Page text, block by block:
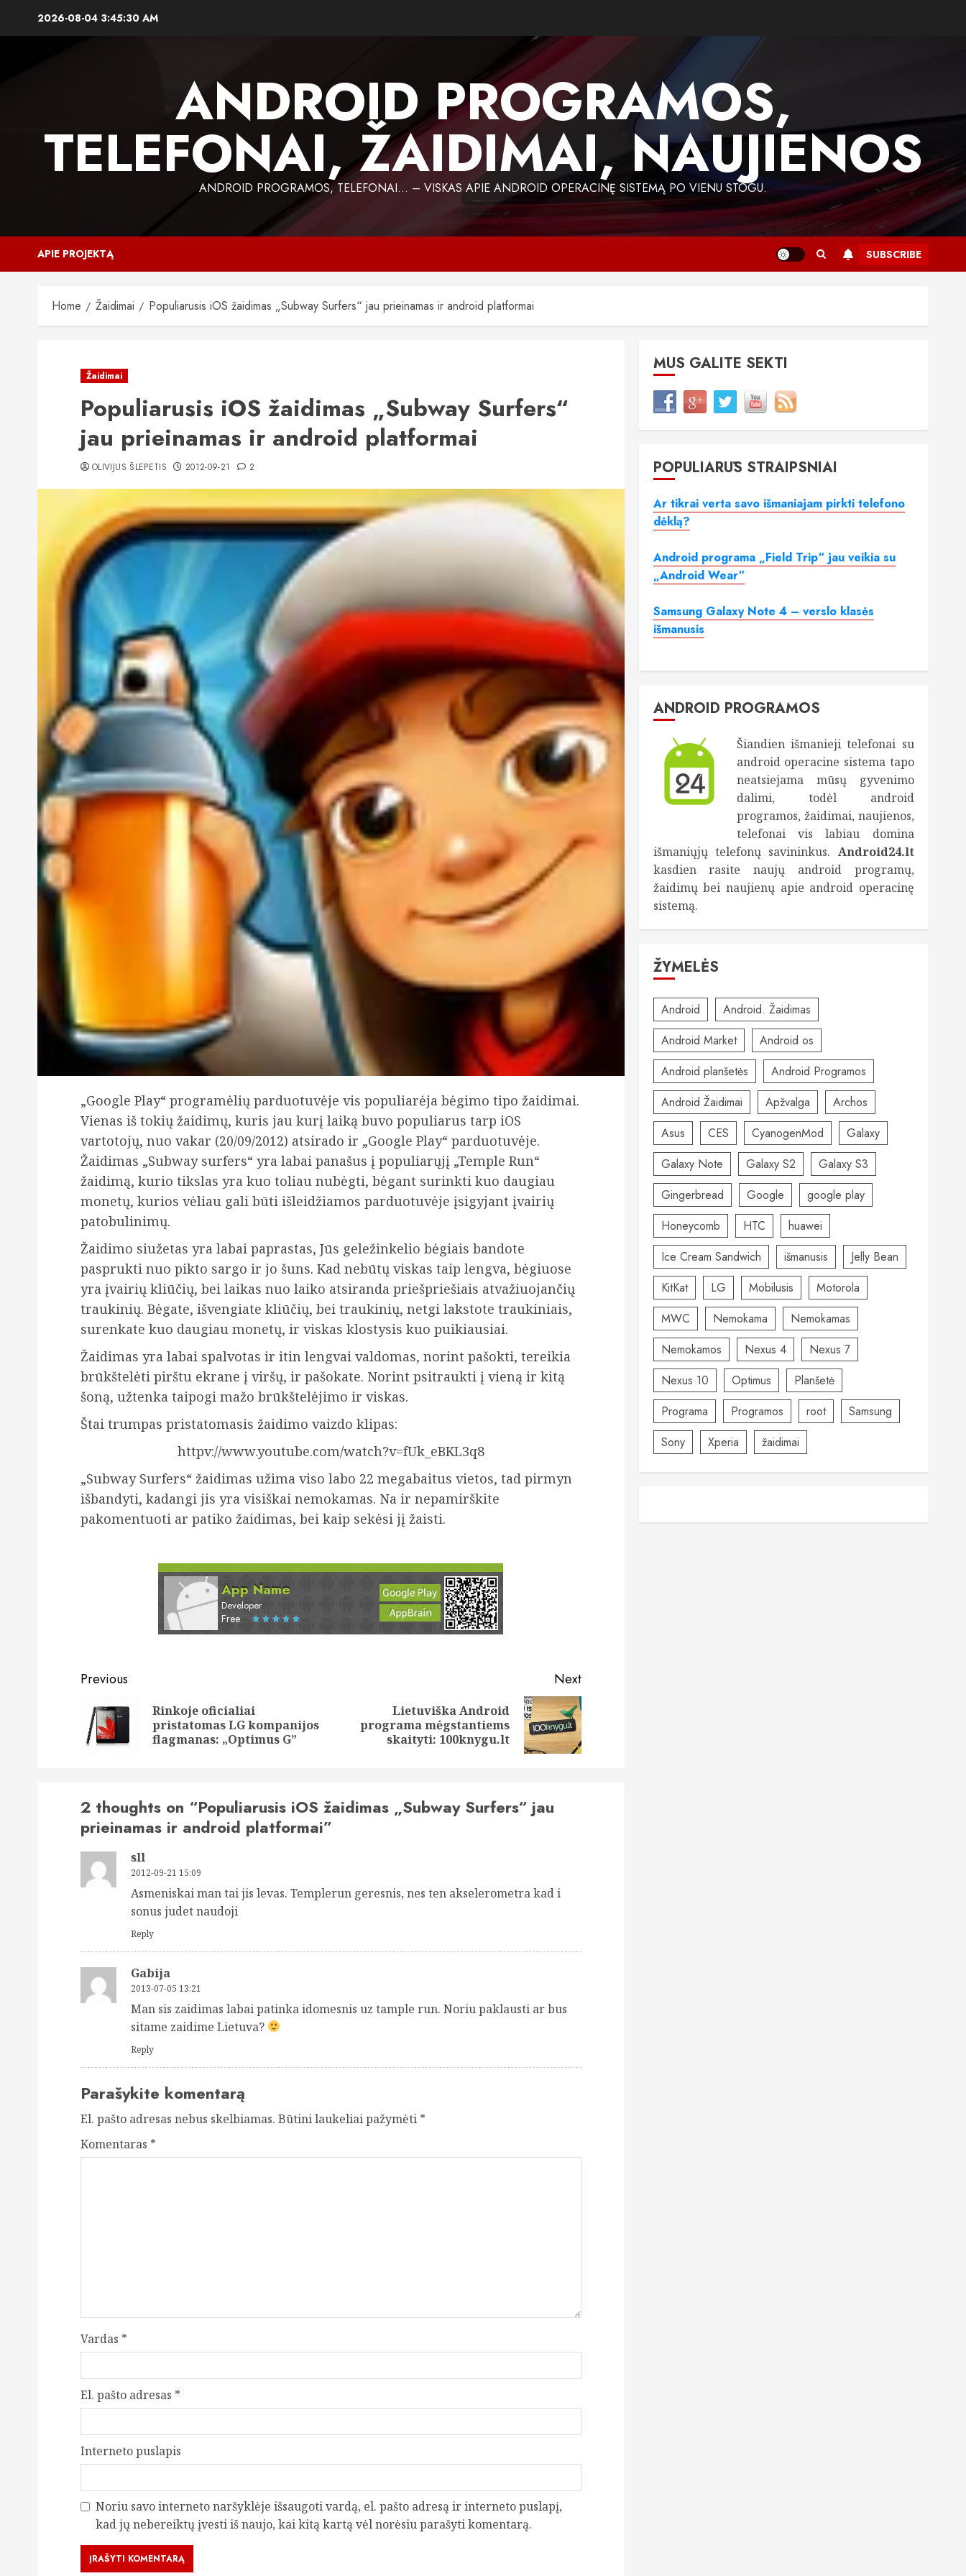
2026-08-04 3:45:31 AM
ANDROID PROGRAMOS,
TELEFONAI, ŽAIDIMAI, NAUJIENOS
ANDROID PROGRAMOS, TELEFONAI… – VISKAS APIE ANDROID OPERACINĘ SISTEMĄ PO VIENU STOGU.
APIE PROJEKTĄ SUBSCRIBE
Home Žaidimai Populiarusis iOS žaidimas „Subway Surfers“ jau prieinamas ir android platformai
Žaidimai
Populiarusis iOS žaidimas „Subway Surfers“
jau prieinamas ir android platformai
OLIVIJUS ŠLEPETIS 2012-09-21 2
„Google Play“ programėlių parduotuvėje vis populiarėja bėgimo tipo žaidimai.
Vienas iš tokių žaidimų, kuris jau kurį laiką buvo populiarus tarp iOS
vartotojų, nuo vakar (20/09/2012) atsirado ir „Google Play“ parduotuvėje.
Žaidimas „Subway surfers“ yra labai panašus į populiarųjį „Temple Run“
žaidimą, kurio tikslas yra kuo toliau nubėgti, bėgant surinkti kuo daugiau
monetų, kurios vėliau gali būti išleidžiamos parduotuvėje įsigyjant įvairių
patobulinimų.
Žaidimo siužetas yra labai paprastas, Jūs geležinkelio bėgiais bandote
pasprukti nuo pikto sargo ir jo šuns. Kad nebūtų viskas taip lengva, bėgiuose
yra įvairių kliūčių, bei laikas nuo laiko atsiranda priešpriešiais atvažiuojančių
traukinių. Bėgate, išvengiate kliūčių, bei traukinių, netgi lakstote traukiniais,
surenkate kuo daugiau monetų, ir viskas klostysis kuo puikiausiai.
Žaidimas yra labai spalvotas ir itin lengvai valdomas, norint pašokti, tereikia
brūkštelėti pirštu ekrane į viršų, ir pašokate. Norint psitraukti į vieną ir kitą
šoną, užtenka taipogi mažo brūkštelėjimo ir viskas.
Štai trumpas pristatomasis žaidimo vaizdo klipas:
httpv://www.youtube.com/watch?v=fUk_eBKL3q8
„Subway Surfers“ žaidimas užima viso labo 22 megabaitus vietos, tad pirmyn
išbandyti, kadangi jis yra visiškai nemokamas. Na ir nepamirškite
pakomentuoti ar patiko žaidimas, bei kaip sekėsi jį žaisti.
App Name
Developer
Free
Post
navigation
Previous
Previous
Rinkoje oficialiai
pristatomas LG kompanijos
flagmanas: „Optimus G”
Next
Next
Lietuviška Android
programa mėgstantiems
skaityti: 100knygu.lt
2 thoughts on “Populiarusis iOS žaidimas „Subway Surfers“ jau
prieinamas ir android platformai”
sll
2012-09-21 15:09
Asmeniskai man tai jis levas. Templerun geresnis, nes ten akselerometra kad i
sonus judet naudoji
Reply
Gabija
2013-07-05 13:21
Man sis zaidimas labai patinka idomesnis uz tample run. Noriu paklausti ar bus
sitame zaidime Lietuva?
Reply
Parašykite komentarą
El. pašto adresas nebus skelbiamas. Būtini laukeliai pažymėti *
Komentaras *
Vardas *
El. pašto adresas *
Interneto puslapis
Noriu savo interneto naršyklėje išsaugoti vardą, el. pašto adresą ir interneto puslapį,
kad jų nebereiktų įvesti iš naujo, kai kitą kartą vėl norėsiu parašyti komentarą.
MUS GALITE SEKTI
POPULIARŪS STRAIPSNIAI
Ar tikrai verta savo išmaniajam pirkti telefono
dėklą?
Android programa „Field Trip“ jau veikia su
„Android Wear“
Samsung Galaxy Note 4 – verslo klasės
išmanusis
ANDROID PROGRAMOS
Šiandien išmanieji telefonai su
android operacine sistema tapo
neatsiejama mūsų gyvenimo
dalimi, todėl android
programos, žaidimai, naujienos,
telefonai vis labiau domina
išmaniųjų telefonų savininkus. Android24.lt
kasdien rasite naujų android programų,
žaidimų bei naujienų apie android operacinę
sistemą.
ŽYMELĖS
Android
Android. Žaidimas
Android Market
Android os
Android planšetės
Android Programos
Android Žaidimai
Apžvalga
Archos
Asus
CES CyanogenMod
Galaxy
Galaxy Note
Galaxy S2
Galaxy S3
Gingerbread
Google
google play
Honeycomb
HTC
huawei
Ice Cream Sandwich
išmanusis
Jelly Bean
KitKat
LG Mobilusis
Motorola
MWC
Nemokama
Nemokamas
Nemokamos
Nexus 4
Nexus 7
Nexus 10
Optimus
Planšetė
Programa
Programos root
Samsung
Sony
Xperia žaidimai